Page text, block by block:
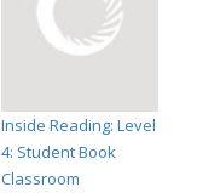
Inside Reading: Level
4: Student Book
Classroom